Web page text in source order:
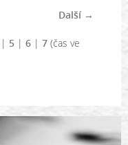
Další →
| 5 | 6 | 7 (čas ve